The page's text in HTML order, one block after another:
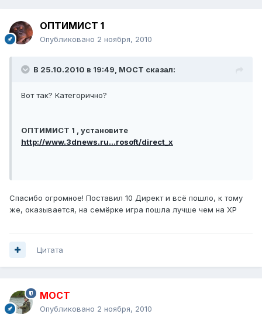
ОПТИМИСТ 1
Опубликовано 2 ноября, 2010
В 25.10.2010 в 19:49, MOCT сказал:
Вот так? Категорично?
ОПТИМИСТ 1 , установите
http://www.3dnews.ru...rosoft/direct_x
Спасибо огромное! Поставил 10 Директ и всё пошло, к тому
же, оказывается, на семёрке игра пошла лучше чем на XP
Цитата
MOCT
Опубликовано 2 ноября, 2010